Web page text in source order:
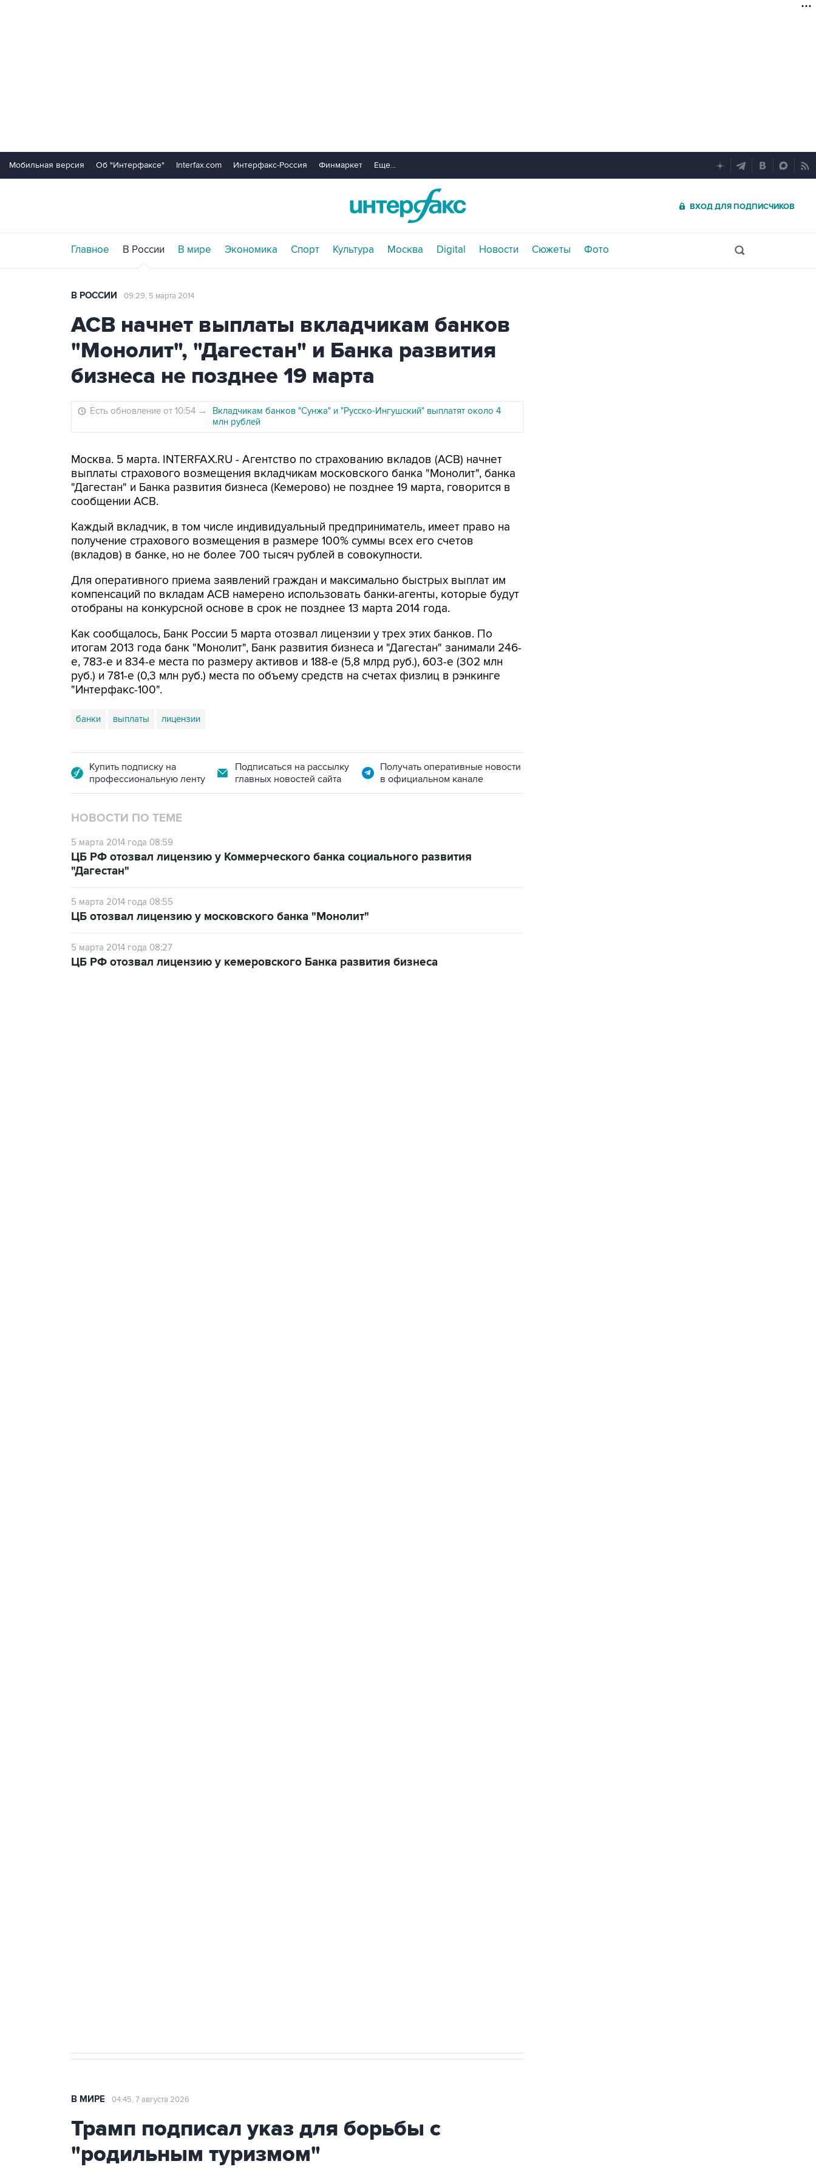
Мобильная версия Об "Интерфаксе" Interfax.com Интерфакс-Россия Финмаркет Еще...
ВХОД ДЛЯ ПОДПИСЧИКОВ
Главное В России В мире Экономика Спорт Культура Москва Digital Новости Сюжеты Фото
В РОССИИ 09:29, 5 марта 2014
АСВ начнет выплаты вкладчикам банков
"Монолит", "Дагестан" и Банка развития
бизнеса не позднее 19 марта
Есть обновление от 10:54 →
Вкладчикам банков "Сунжа" и "Русско-Ингушский" выплатят около 4
млн рублей
Москва. 5 марта. INTERFAX.RU - Агентство по страхованию вкладов (АСВ) начнет
выплаты страхового возмещения вкладчикам московского банка "Монолит", банка
"Дагестан" и Банка развития бизнеса (Кемерово) не позднее 19 марта, говорится в
сообщении АСВ.
Каждый вкладчик, в том числе индивидуальный предприниматель, имеет право на
получение страхового возмещения в размере 100% суммы всех его счетов
(вкладов) в банке, но не более 700 тысяч рублей в совокупности.
Для оперативного приема заявлений граждан и максимально быстрых выплат им
компенсаций по вкладам АСВ намерено использовать банки-агенты, которые будут
отобраны на конкурсной основе в срок не позднее 13 марта 2014 года.
Как сообщалось, Банк России 5 марта отозвал лицензии у трех этих банков. По
итогам 2013 года банк "Монолит", Банк развития бизнеса и "Дагестан" занимали 246-
е, 783-е и 834-е места по размеру активов и 188-е (5,8 млрд руб.), 603-е (302 млн
руб.) и 781-е (0,3 млн руб.) места по объему средств на счетах физлиц в рэнкинге
"Интерфакс-100".
банки выплаты лицензии
Купить подписку на
профессиональную ленту
Подписаться на рассылку
главных новостей сайта
Получать оперативные новости
в официальном канале
НОВОСТИ ПО ТЕМЕ
5 марта 2014 года 08:59
ЦБ РФ отозвал лицензию у Коммерческого банка социального развития
"Дагестан"
5 марта 2014 года 08:55
ЦБ отозвал лицензию у московского банка "Монолит"
5 марта 2014 года 08:27
ЦБ РФ отозвал лицензию у кемеровского Банка развития бизнеса
В МИРЕ 04:45, 7 августа 2026
Трамп подписал указ для борьбы с
"родильным туризмом"